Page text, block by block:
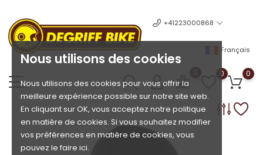
Nous utilisons des cookies
Nous utilisons des cookies pour vous offrir la
meilleure expérience possible sur notre site web.
En cliquant sur OK, vous acceptez notre politique
en matière de cookies. Si vous souhaitez modifier
vos préférences en matière de cookies, vous
pouvez le faire ici.
+41223000868
Français
0 0